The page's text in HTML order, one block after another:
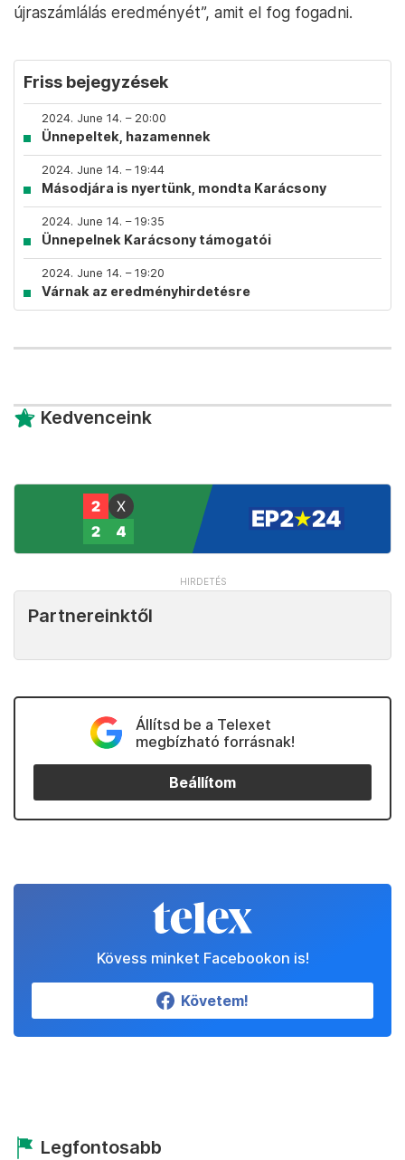
újraszámlálás eredményét”, amit el fog fogadni.
Friss bejegyzések
2024. June 14. – 20:00
Ünnepeltek, hazamennek
2024. June 14. – 19:44
Másodjára is nyertünk, mondta Karácsony
2024. June 14. – 19:35
Ünnepelnek Karácsony támogatói
2024. June 14. – 19:20
Várnak az eredményhirdetésre
Kedvenceink
Partnereinktől
Állítsd be a Telexet
megbízható forrásnak!
Beállítom
Kövess minket Facebookon is!
Követem!
Legfontosabb